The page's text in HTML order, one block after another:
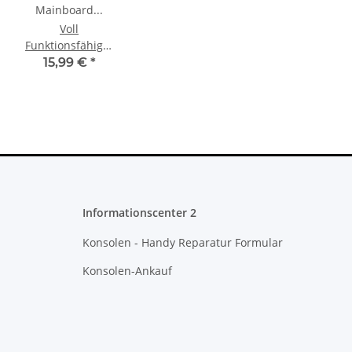
Voll
Funktionsfähiges
XBOX One
15,99 € *
Informationscenter 2
Konsolen - Handy Reparatur Formular
Konsolen-Ankauf